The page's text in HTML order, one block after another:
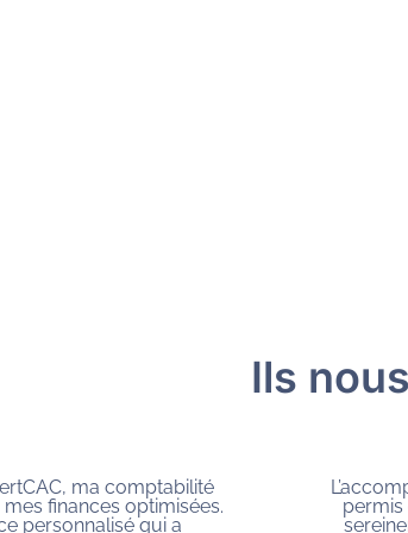
Ils
ExpertCAC m’a
mon entreprise
Ils ont optimisé ma
gérant la
offrant